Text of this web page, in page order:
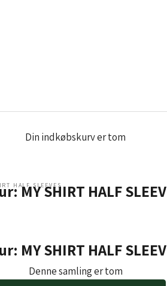
Din indkøbskurv er tom
HALF SLEEVES
MY SHIRT HALF
MY SHIRT HALF
Denne samling er tom